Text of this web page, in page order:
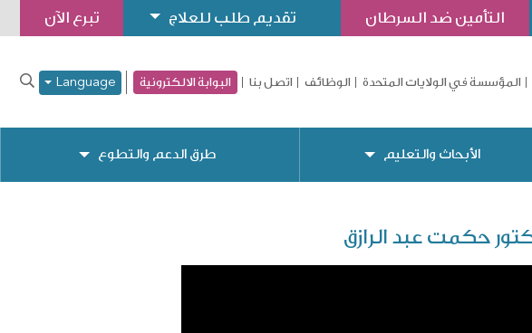
تبرع الآن تقديم طلب للعلاج التأمين ضد السرطان
المؤسسة في الولايات المتحدة الوظائف اتصل بنا البوابة الالكترونية Language
الأبحاث والتعليم طرق الدعم والتطوع